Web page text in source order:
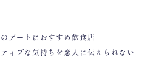
デートにおすすめ飲食店
ィブな気持ちを恋人に伝えられない